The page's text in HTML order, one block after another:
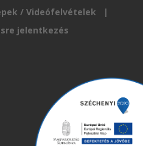
/ Videófelvételek |
jelentkezés